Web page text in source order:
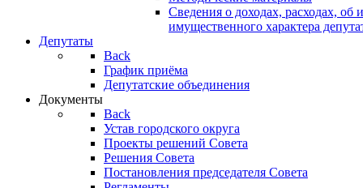
Сведения о доходах, расходах, об
имущественного характера
Депутаты
Back
График приёма
Депутатские объединения
Документы
Back
Устав городского округа
Проекты решений Совета
Решения Совета
Постановления председателя Совета